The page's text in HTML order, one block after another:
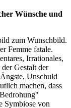
Wünsche und
zum Wunschbild.
Femme fatale.
Irrationales,
Gestalt der
Unschuld
machen, dass
Symbiose von